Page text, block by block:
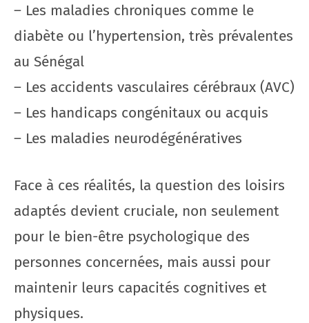
– Les maladies chroniques comme le
diabète ou l’hypertension, très prévalentes
au Sénégal
– Les accidents vasculaires cérébraux (AVC)
– Les handicaps congénitaux ou acquis
– Les maladies neurodégénératives
Face à ces réalités, la question des loisirs
adaptés devient cruciale, non seulement
pour le bien-être psychologique des
personnes concernées, mais aussi pour
maintenir leurs capacités cognitives et
physiques.